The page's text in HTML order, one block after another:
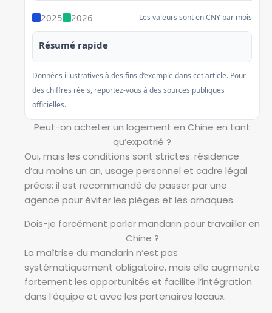
2025 2026 Les valeurs sont en CNY par mois
Résumé rapide
Données illustratives à des fins d’exemple dans cet article. Pour
des chiffres réels, reportez-vous à des sources publiques
officielles.
Peut-on acheter un logement en Chine en tant
qu’expatrié ?
Oui, mais les conditions sont strictes: résidence
d’au moins un an, usage personnel et cadre légal
précis; il est recommandé de passer par une
agence pour éviter les pièges et les arnaques.
Dois-je forcément parler mandarin pour travailler en
Chine ?
La maîtrise du mandarin n’est pas
systématiquement obligatoire, mais elle augmente
fortement les opportunités et facilite l’intégration
dans l’équipe et avec les partenaires locaux.